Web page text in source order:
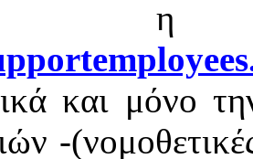
η
και μόνο
-